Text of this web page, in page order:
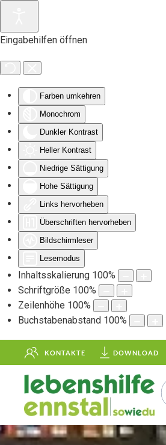
Eingabehilfen öffnen
Farben umkehren
Monochrom
Dunkler Kontrast
Heller Kontrast
Niedrige Sättigung
Hohe Sättigung
Links hervorheben
Überschriften hervorheben
Bildschirmleser
Lesemodus
Inhaltsskalierung 100%
Schriftgröße 100%
Zeilenhöhe 100%
Buchstabenabstand 100%
Zum Hauptinhalt springen
KONTAKTE DOWNLOAD